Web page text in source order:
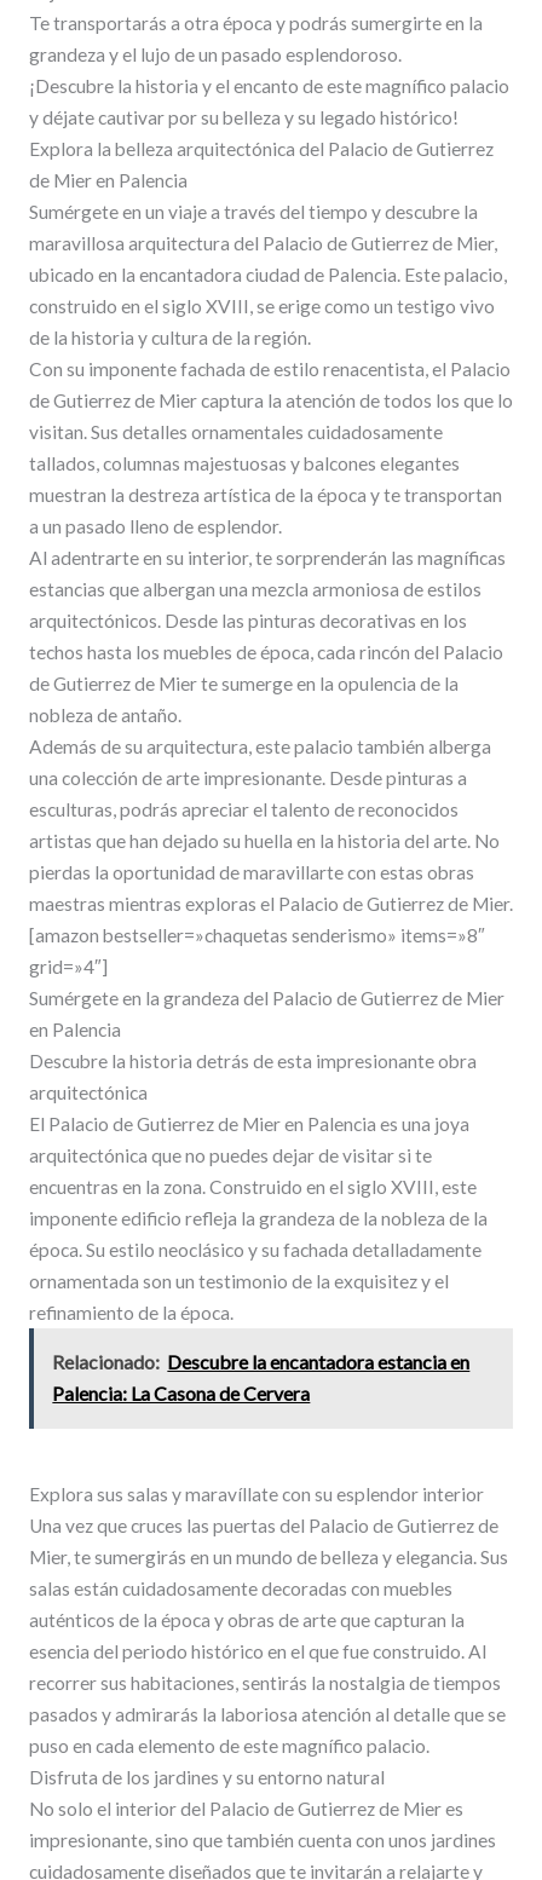
Te transportarás a otra época y podrás sumergirte en la
grandeza y el lujo de un pasado esplendoroso.
¡Descubre la historia y el encanto de este magnífico palacio
y déjate cautivar por su belleza y su legado histórico!
Explora la belleza arquitectónica del Palacio de Gutierrez
de Mier en Palencia
Sumérgete en un viaje a través del tiempo y descubre la
maravillosa arquitectura del Palacio de Gutierrez de Mier,
ubicado en la encantadora ciudad de Palencia. Este palacio,
construido en el siglo XVIII, se erige como un testigo vivo
de la historia y cultura de la región.
Con su imponente fachada de estilo renacentista, el Palacio
de Gutierrez de Mier captura la atención de todos los que lo
visitan. Sus detalles ornamentales cuidadosamente
tallados, columnas majestuosas y balcones elegantes
muestran la destreza artística de la época y te transportan
a un pasado lleno de esplendor.
Al adentrarte en su interior, te sorprenderán las magníficas
estancias que albergan una mezcla armoniosa de estilos
arquitectónicos. Desde las pinturas decorativas en los
techos hasta los muebles de época, cada rincón del Palacio
de Gutierrez de Mier te sumerge en la opulencia de la
nobleza de antaño.
Además de su arquitectura, este palacio también alberga
una colección de arte impresionante. Desde pinturas a
esculturas, podrás apreciar el talento de reconocidos
artistas que han dejado su huella en la historia del arte. No
pierdas la oportunidad de maravillarte con estas obras
maestras mientras exploras el Palacio de Gutierrez de Mier.
[amazon bestseller=»chaquetas senderismo» items=»8″
grid=»4″]
Sumérgete en la grandeza del Palacio de Gutierrez de Mier
en Palencia
Descubre la historia detrás de esta impresionante obra
arquitectónica
El Palacio de Gutierrez de Mier en Palencia es una joya
arquitectónica que no puedes dejar de visitar si te
encuentras en la zona. Construido en el siglo XVIII, este
imponente edificio refleja la grandeza de la nobleza de la
época. Su estilo neoclásico y su fachada detalladamente
ornamentada son un testimonio de la exquisitez y el
refinamiento de la época.
Relacionado: Descubre la encantadora estancia en
Palencia: La Casona de Cervera
Explora sus salas y maravíllate con su esplendor interior
Una vez que cruces las puertas del Palacio de Gutierrez de
Mier, te sumergirás en un mundo de belleza y elegancia. Sus
salas están cuidadosamente decoradas con muebles
auténticos de la época y obras de arte que capturan la
esencia del periodo histórico en el que fue construido. Al
recorrer sus habitaciones, sentirás la nostalgia de tiempos
pasados y admirarás la laboriosa atención al detalle que se
puso en cada elemento de este magnífico palacio.
Disfruta de los jardines y su entorno natural
No solo el interior del Palacio de Gutierrez de Mier es
impresionante, sino que también cuenta con unos jardines
cuidadosamente diseñados que te invitarán a relajarte y